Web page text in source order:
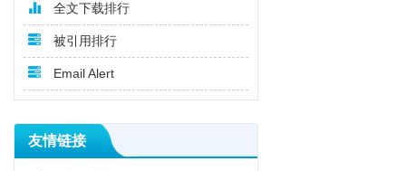
全文下载排行
被引用排行
Email Alert
友情链接